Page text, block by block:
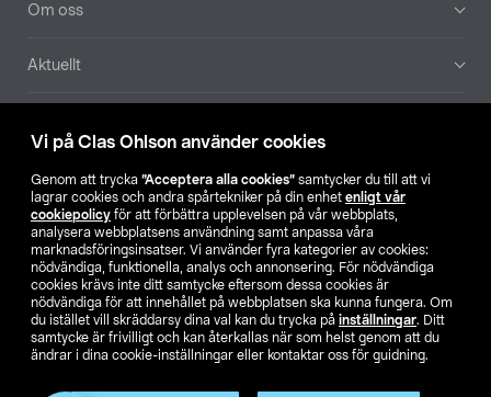
Vi på Clas Ohlson använder cookies
Genom att trycka ”Acceptera alla cookies” samtycker du till att vi
lagrar cookies och andra spårtekniker på din enhet enligt vår
cookiepolicy för att förbättra upplevelsen på vår webbplats,
analysera webbplatsens användning samt anpassa våra
marknadsföringsinsatser. Vi använder fyra kategorier av cookies:
nödvändiga, funktionella, analys och annonsering. För nödvändiga
cookies krävs inte ditt samtycke eftersom dessa cookies är
nödvändiga för att innehållet på webbplatsen ska kunna fungera. Om
du istället vill skräddarsy dina val kan du trycka på inställningar. Ditt
samtycke är frivilligt och kan återkallas när som helst genom att du
ändrar i dina cookie-inställningar eller kontaktar oss för guidning.
Om oss
Aktuellt
Hitta butik
SE NO FI